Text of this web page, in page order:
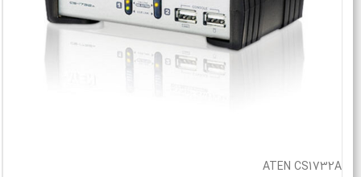
ATEN CS1732A